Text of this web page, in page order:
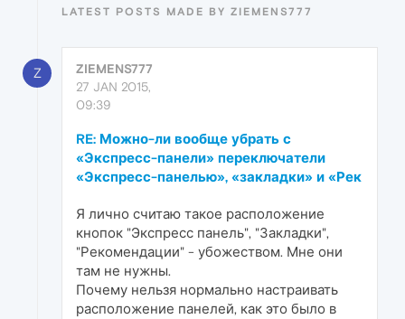
LATEST POSTS MADE BY ZIEMENS777
Z
ZIEMENS777
27 JAN 2015,
09:39
RE: Можно-ли вообще убрать с
«Экспресс-панели» переключатели
«Экспресс-панелью», «закладки» и «Рек
Я лично считаю такое расположение
кнопок "Экспресс панель", "Закладки",
"Рекомендации" - убожеством. Мне они
там не нужны.
Почему нельзя нормально настраивать
расположение панелей, как это было в